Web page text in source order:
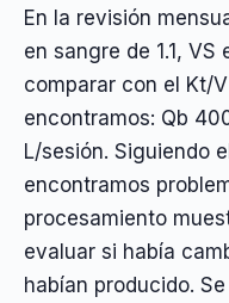
En la revisión
en sangre de 1.1, VS
comparar con el Kt/
encontramos: Qb
L/sesión. Siguiendo
encontramos
procesamiento
evaluar si había
habían producido.